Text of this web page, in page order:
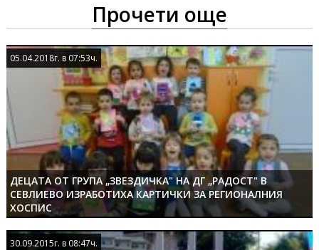
Прочети още
ДЕЦАТА ОТ ГРУПА „ЗВЕЗДИЧКА" НА ДГ „РАДОСТ" В
СЕВЛИЕВО ИЗРАБОТИХА КАРТИЧКИ ЗА РЕГИОНАЛНИЯ
ХОСПИС
05.04.2018г. в 07:53ч.
05.04.2018г. в 07:53ч.
30.09.2015г. в 08:47ч.
30.09.2015г. в 08:47ч.